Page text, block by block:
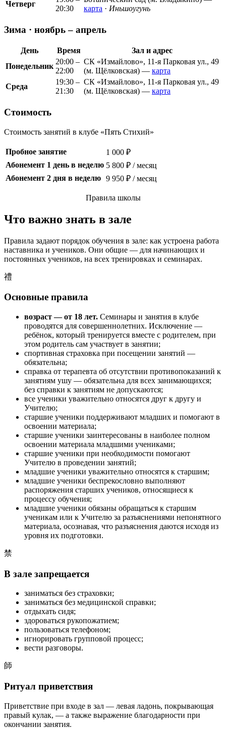
Четверг
20:30
карта · Иньшоугунь
Зима · ноябрь – апрель
День Время
Зал и адрес
Понедельник
20:00 –
22:00
СК «Измайлово», 11-я Парковая ул., 49
(м. Щёлковская) — карта
Среда
19:30 –
21:30
СК «Измайлово», 11-я Парковая ул., 49
(м. Щёлковская) — карта
Стоимость
Стоимость занятий в клубе «Пять Стихий»
Пробное занятие
1 000 ₽
Абонемент 1 день в неделю 5 800 ₽ / месяц
Абонемент 2 дня в неделю 9 950 ₽ / месяц
Правила школы
Что важно знать в зале
Правила задают порядок обучения в зале: как устроена работа
наставника и учеников. Они общие — для начинающих и
постоянных учеников, на всех тренировках и семинарах.
禮
Основные правила
возраст — от 18 лет. Семинары и занятия в клубе
проводятся для совершеннолетних. Исключение —
ребёнок, который тренируется вместе с родителем, при
этом родитель сам участвует в занятии;
спортивная страховка при посещении занятий —
обязательна;
справка от терапевта об отсутствии противопоказаний к
занятиям ушу — обязательна для всех занимающихся;
без справки к занятиям не допускаются;
все ученики уважительно относятся друг к другу и
Учителю;
старшие ученики поддерживают младших и помогают в
освоении материала;
старшие ученики заинтересованы в наиболее полном
освоении материала младшими учениками;
старшие ученики при необходимости помогают
Учителю в проведении занятий;
младшие ученики уважительно относятся к старшим;
младшие ученики беспрекословно выполняют
распоряжения старших учеников, относящиеся к
процессу обучения;
младшие ученики обязаны обращаться к старшим
ученикам или к Учителю за разъяснениями непонятного
материала, осознавая, что разъяснения даются исходя из
уровня их подготовки.
禁
В зале запрещается
заниматься без страховки;
заниматься без медицинской справки;
отдыхать сидя;
здороваться рукопожатием;
пользоваться телефоном;
игнорировать групповой процесс;
вести разговоры.
師
Ритуал приветствия
Приветствие при входе в зал — левая ладонь, покрывающая
правый кулак, — а также выражение благодарности при
окончании занятия.